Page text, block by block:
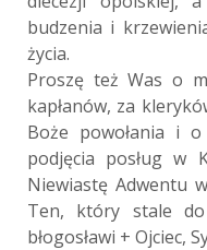
budzenia i
życia.
Proszę też Was o
kapłanów, za
Boże powołania i
podjęcia posług w
Niewiastę Adwentu
Ten, który stale
błogosławi + Ojciec,